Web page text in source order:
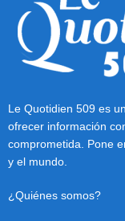
Le Quotidien 509 es
ofrecer información
comprometida. Pone
y el mundo.
¿Quiénes somos?